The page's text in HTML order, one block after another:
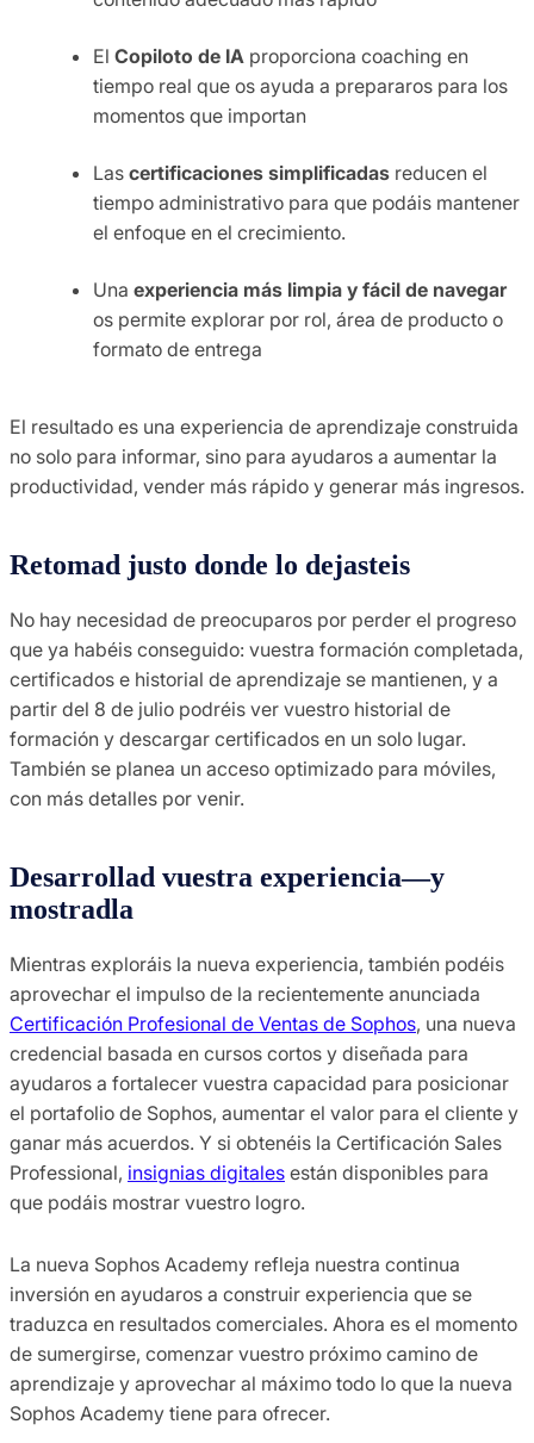
El Copiloto de IA proporciona coaching en
tiempo real que os ayuda a prepararos para los
momentos que importan
Las certificaciones simplificadas reducen el
tiempo administrativo para que podáis mantener
el enfoque en el crecimiento.
Una experiencia más limpia y fácil de navegar
os permite explorar por rol, área de producto o
formato de entrega
El resultado es una experiencia de aprendizaje construida
no solo para informar, sino para ayudaros a aumentar la
productividad, vender más rápido y generar más ingresos.
Retomad justo donde lo dejasteis
No hay necesidad de preocuparos por perder el progreso
que ya habéis conseguido: vuestra formación completada,
certificados e historial de aprendizaje se mantienen, y a
partir del 8 de julio podréis ver vuestro historial de
formación y descargar certificados en un solo lugar.
También se planea un acceso optimizado para móviles,
con más detalles por venir.
Desarrollad vuestra experiencia—y
mostradla
Mientras exploráis la nueva experiencia, también podéis
aprovechar el impulso de la recientemente anunciada
Certificación Profesional de Ventas de Sophos, una nueva
credencial basada en cursos cortos y diseñada para
ayudaros a fortalecer vuestra capacidad para posicionar
el portafolio de Sophos, aumentar el valor para el cliente y
ganar más acuerdos. Y si obtenéis la Certificación Sales
Professional, insignias digitales están disponibles para
que podáis mostrar vuestro logro.
La nueva Sophos Academy refleja nuestra continua
inversión en ayudaros a construir experiencia que se
traduzca en resultados comerciales. Ahora es el momento
de sumergirse, comenzar vuestro próximo camino de
aprendizaje y aprovechar al máximo todo lo que la nueva
Sophos Academy tiene para ofrecer.